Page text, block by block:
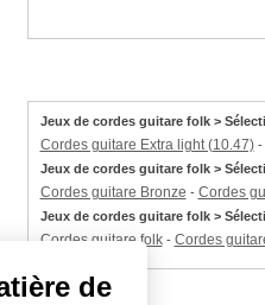
de
Jeux de cordes guitare folk >
Cordes guitare Extra light (10.47)-
Jeux de cordes guitare folk >
Cordes guitare Bronze - Cordes
Jeux de cordes guitare folk >
Cordes guitare folk- Cordes